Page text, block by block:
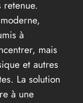
retenue.
à
mais
et autres
La solution
à une